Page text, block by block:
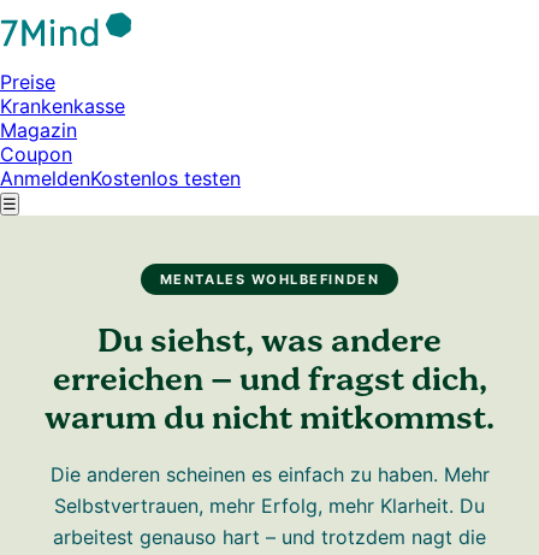
Preise
Krankenkasse
Magazin
Coupon
AnmeldenKostenlos testen
☰
MENTALES WOHLBEFINDEN
Du siehst, was andere
erreichen – und fragst dich,
warum du nicht mitkommst.
Die anderen scheinen es einfach zu haben. Mehr
Selbstvertrauen, mehr Erfolg, mehr Klarheit. Du
arbeitest genauso hart – und trotzdem nagt die